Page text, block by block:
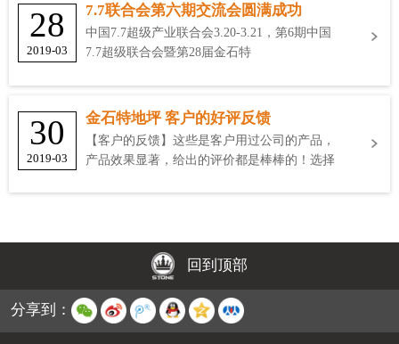
28
2019-03
7.7联合会第六期交流会圆满成功
中国7.7超级产业联合会3.20-3.21，第6期中国
7.7超级联合会暨第28届金石特
30
2019-03
金石特地坪 客户的好评反馈
【客户的反馈】这些是客户用过公司的产品，
产品效果显著，给出的评价都是棒棒的！选择
回到顶部
分享到：